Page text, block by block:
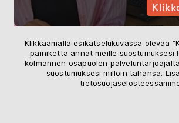
Klikkaamalla esikatselukuvassa olevaa
painiketta annat meille suostumuksesi
kolmannen osapuolen
suostumuksesi milloin tahansa.